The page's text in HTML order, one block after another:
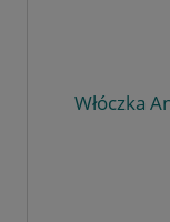
Włóczka